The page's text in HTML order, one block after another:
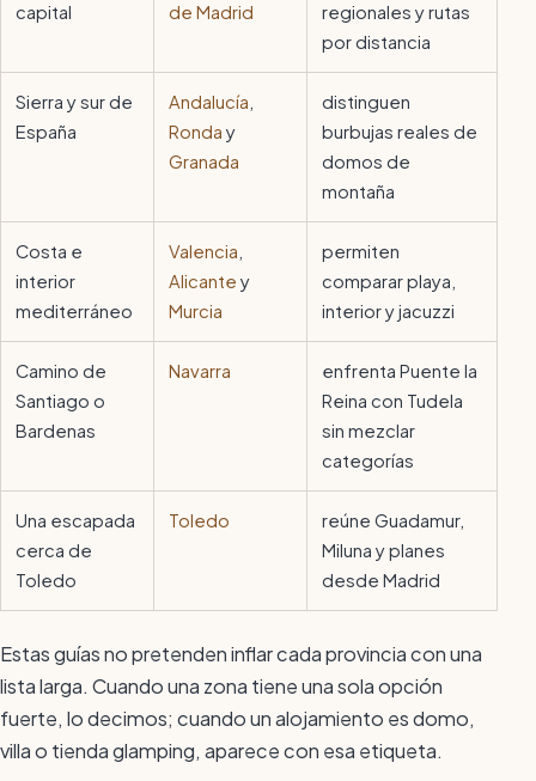
capital
de Madrid
regionales y rutas
por distancia
Sierra y sur de
España
Andalucía
Ronda y
Granada
distinguen
burbujas reales de
domos de
montaña
Costa e
interior
mediterráneo
Valencia
Alicante y
Murcia
permiten
comparar playa,
interior y jacuzzi
Camino de
Santiago o
Bardenas
Navarra
enfrenta Puente la
Reina con Tudela
sin mezclar
categorías
Una escapada
cerca de
Toledo
Toledo
reúne Guadamur,
Miluna y planes
desde Madrid
Estas guías no pretenden inflar cada provincia con una
lista larga. Cuando una zona tiene una sola opción
fuerte, lo decimos; cuando un alojamiento es domo,
villa o tienda glamping, aparece con esa etiqueta.